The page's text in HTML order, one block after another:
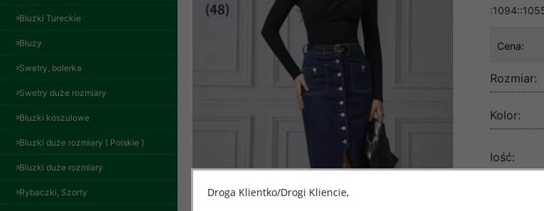
Bluzki Tureckie
Bluzy
Swetry, bolerka
Swetry duże rozmiary
Bluzki koszulowe
Bluzki duże rozmiary ( Polskie )
Bluzki duże rozmiary
Rybaczki, Szorty
Cena:
Rozmiar:
Kolor:
lość:
Droga Klientko/Drogi Kliencie,